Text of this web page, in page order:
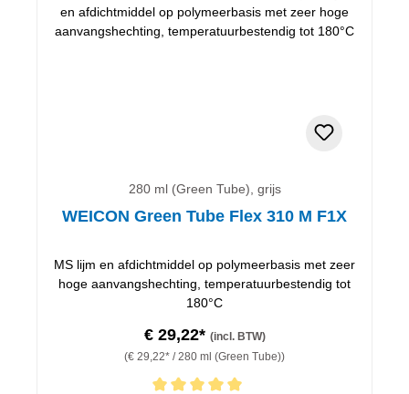
280 ml (Green Tube), grijs
WEICON Green Tube Flex 310 M F1X
MS lijm en afdichtmiddel op polymeerbasis met zeer
hoge aanvangshechting, temperatuurbestendig tot
180°C
€ 29,22* (incl. BTW)
(€ 29,22* / 280 ml (Green Tube))